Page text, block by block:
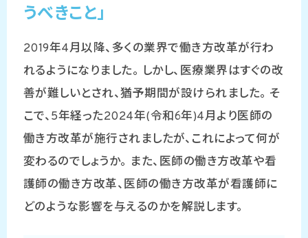
うべきこと」
2019年4月以降、多くの業界で働き方改革が行わ
れるようになりました。 しかし、医療業界はすぐの改
善が難しいとされ、猶予期間が設けられました。 そ
こで、5年経った2024年(令和6年)4月より医師の
働き方改革が施行されましたが、これによって何が
変わるのでしょうか。 また、医師の働き方改革や看
護師の働き方改革、医師の働き方改革が看護師に
どのような影響を与えるのかを解説します。